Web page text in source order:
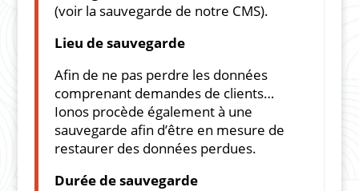
(voir la sauvegarde de notre CMS).
Lieu de sauvegarde
Afin de ne pas perdre les données
comprenant demandes de clients…
Ionos procède également à une
sauvegarde afin d’être en mesure de
restaurer des données perdues.
Durée de sauvegarde